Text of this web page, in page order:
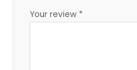
Your review *